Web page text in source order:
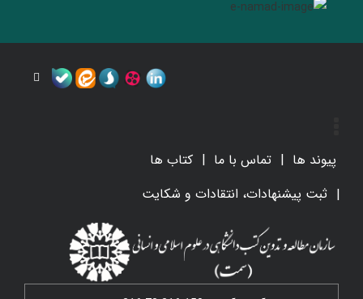
پیوند ها تماس با ما
کتاب ها
ثبت پیشنهادات، انتقادات و شکایت